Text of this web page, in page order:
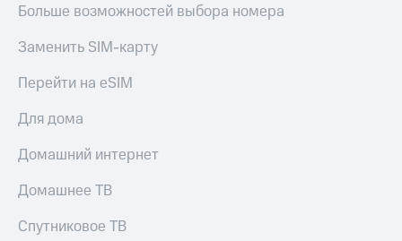
Больше возможностей выбора номера
Заменить SIM-карту
Перейти на eSIM
Для дома
Домашний интернет
Домашнее ТВ
Спутниковое ТВ